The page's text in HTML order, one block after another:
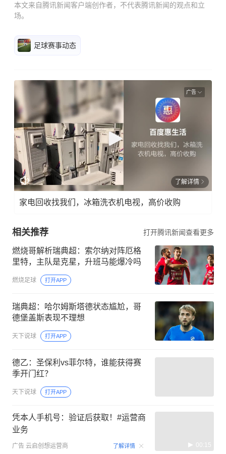
本文来自腾讯新闻客户端创作者，不代表腾讯新闻的观点和立
场。
足球赛事动态
广告
了解详情
家电回收找我们，冰箱洗衣机电视，高价收购
相关推荐 打开腾讯新闻查看更多
燃烧哥解析瑞典超：索尔纳对阵厄格
里特，主队是克星，升班马能爆冷吗
燃烧足球 打开APP
瑞典超：哈尔姆斯塔德状态尴尬，哥
德堡盖斯表现不理想
天下说球 打开APP
德乙：圣保利vs菲尔特，谁能获得赛
季开门红？
天下说球 打开APP
凭本人手机号：验证后获取！#运营商
业务
广告 云启创想运营商 了解详情 00:15